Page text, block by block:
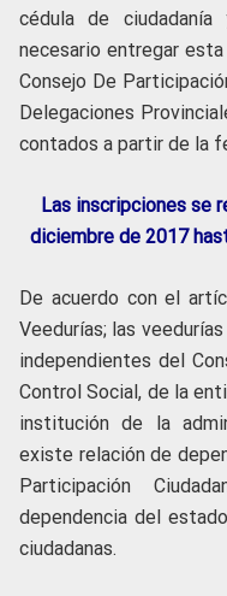
cédula de
necesario entregar
Consejo De
Delegaciones
contados a partir de la
Las inscripciones se
diciembre de 2017
De acuerdo con el
Veedurías; las
independientes del
Control Social, de la
institución de la
existe relación de
Participación
dependencia del
ciudadanas.